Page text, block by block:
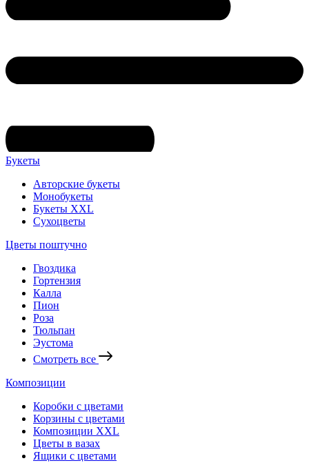
Букеты
Авторские букеты
Монобукеты
Букеты XXL
Сухоцветы
Цветы поштучно
Гвоздика
Гортензия
Калла
Пион
Роза
Тюльпан
Эустома
Смотреть все
Композиции
Коробки с цветами
Корзины с цветами
Композиции XXL
Цветы в вазах
Ящики с цветами